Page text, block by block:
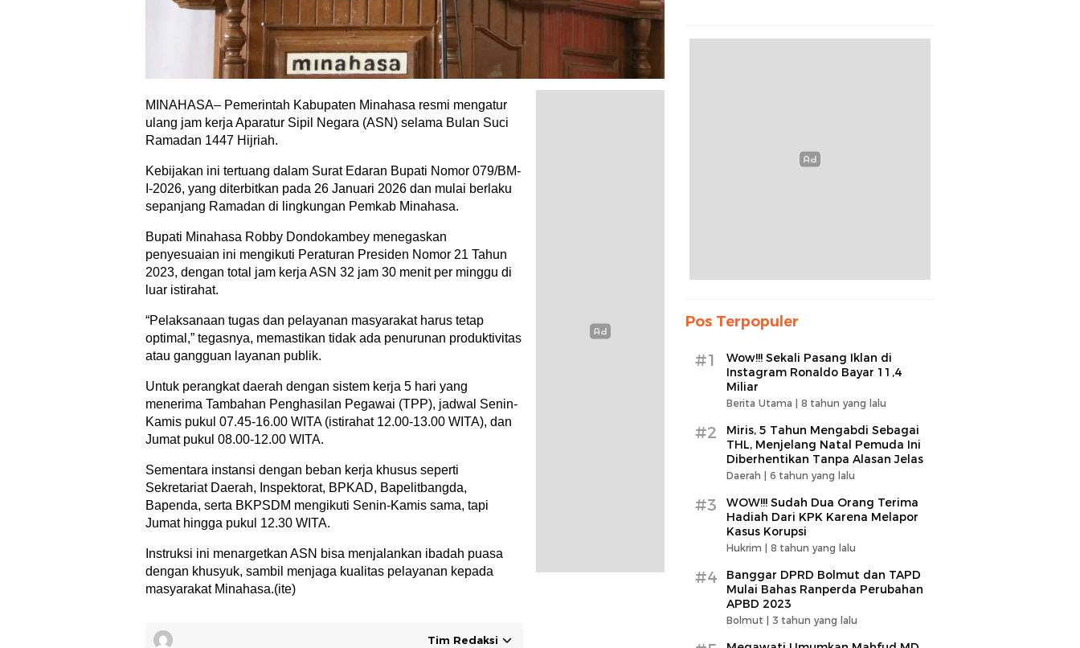
MINAHASA– Pemerintah Kabupaten Minahasa resmi mengatur
ulang jam kerja Aparatur Sipil Negara (ASN) selama Bulan Suci
Ramadan 1447 Hijriah.
Kebijakan ini tertuang dalam Surat Edaran Bupati Nomor 079/BM-
I-2026, yang diterbitkan pada 26 Januari 2026 dan mulai berlaku
sepanjang Ramadan di lingkungan Pemkab Minahasa.
Bupati Minahasa Robby Dondokambey menegaskan
penyesuaian ini mengikuti Peraturan Presiden Nomor 21 Tahun
2023, dengan total jam kerja ASN 32 jam 30 menit per minggu di
luar istirahat.
“Pelaksanaan tugas dan pelayanan masyarakat harus tetap
optimal,” tegasnya, memastikan tidak ada penurunan produktivitas
atau gangguan layanan publik.
Untuk perangkat daerah dengan sistem kerja 5 hari yang
menerima Tambahan Penghasilan Pegawai (TPP), jadwal Senin-
Kamis pukul 07.45-16.00 WITA (istirahat 12.00-13.00 WITA), dan
Jumat pukul 08.00-12.00 WITA.
Sementara instansi dengan beban kerja khusus seperti
Sekretariat Daerah, Inspektorat, BPKAD, Bapelitbangda,
Bapenda, serta BKPSDM mengikuti Senin-Kamis sama, tapi
Jumat hingga pukul 12.30 WITA.
Instruksi ini menargetkan ASN bisa menjalankan ibadah puasa
dengan khusyuk, sambil menjaga kualitas pelayanan kepada
masyarakat Minahasa.(ite)
Tim Redaksi
Pos Terpopuler
#1
Wow!!! Sekali Pasang Iklan di
Instagram Ronaldo Bayar 11,4
Miliar
Berita Utama | 8 tahun yang lalu
#2
Miris, 5 Tahun Mengabdi Sebagai
THL, Menjelang Natal Pemuda Ini
Diberhentikan Tanpa Alasan Jelas
Daerah | 6 tahun yang lalu
#3
WOW!!! Sudah Dua Orang Terima
Hadiah Dari KPK Karena Melapor
Kasus Korupsi
Hukrim | 8 tahun yang lalu
#4
Banggar DPRD Bolmut dan TAPD
Mulai Bahas Ranperda Perubahan
APBD 2023
Bolmut | 3 tahun yang lalu